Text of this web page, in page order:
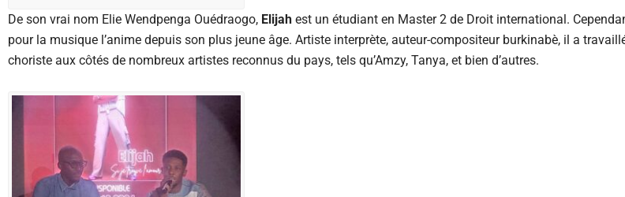
De son vrai nom Elie Wendpenga Ouédraogo, Elijah est un étudiant en Master 2 de Droit international.
pour la musique l’anime depuis son plus jeune âge. Artiste interprète, auteur-compositeur burkinabè, il a
choriste aux côtés de nombreux artistes reconnus du pays, tels qu’Amzy, Tanya, et bien d’autres.